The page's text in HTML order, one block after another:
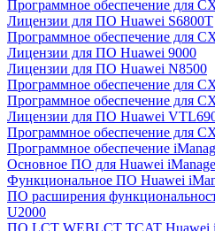
Программное обеспечение для
Лицензии для ПО Huawei S6800T
Программное обеспечение для
Лицензии для ПО Huawei 9000
Лицензии для ПО Huawei N8500
Программное обеспечение для
Программное обеспечение для
Лицензии для ПО Huawei
Программное обеспечение для
Программное обеспечение
Основное ПО для Huawei
Функциональное ПО Huawei
ПО расширения
U2000
ПО LCT WEBLCT TCAT Huawei